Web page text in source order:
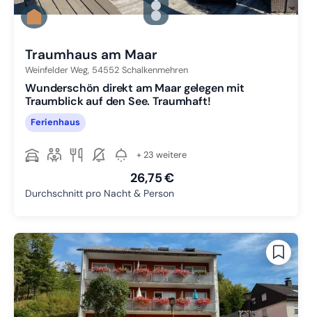
Zu Slide 1 wechseln
Zu Slide 2 wechseln
Zu Slide 3 wechseln
Traumhaus am Maar
Weinfelder Weg, 54552 Schalkenmehren
Wunderschön direkt am Maar gelegen mit
Traumblick auf den See. Traumhaft!
Ferienhaus
+ 23 weitere
26,75 €
Durchschnitt pro Nacht & Person